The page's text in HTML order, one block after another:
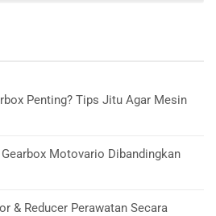
Penting? Tips Jitu Agar Mesin
Motovario Dibandingkan
& Reducer Perawatan Secara